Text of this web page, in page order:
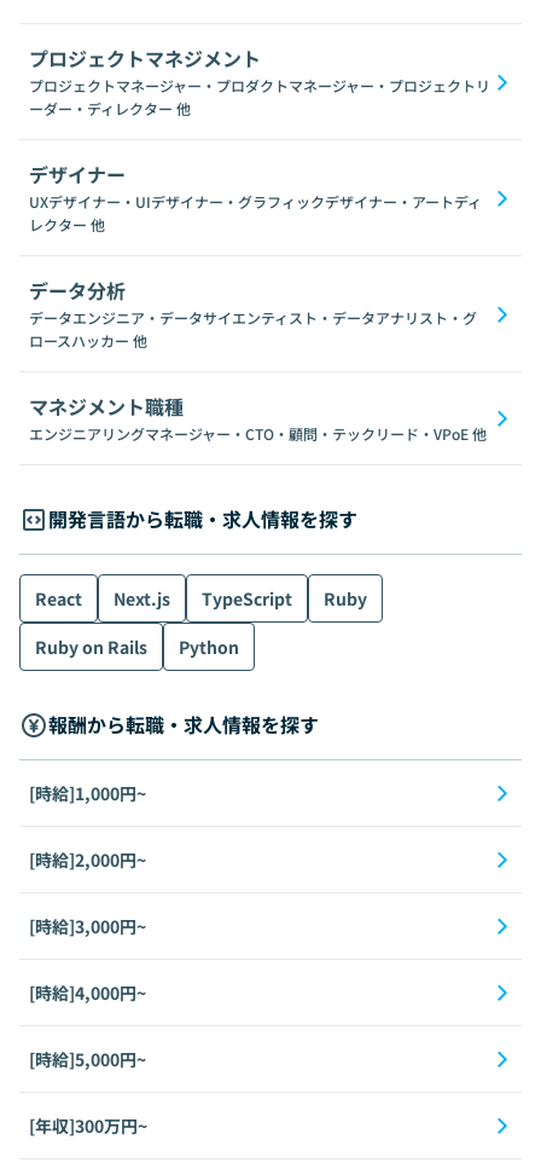
プロジェクトマネジメント
プロジェクトマネージャー・プロダクトマネージャー・プロジェクトリ
ーダー・ディレクター 他
デザイナー
UXデザイナー・UIデザイナー・グラフィックデザイナー・アートディ
レクター 他
データ分析
データエンジニア・データサイエンティスト・データアナリスト・グ
ロースハッカー 他
マネジメント職種
エンジニアリングマネージャー・CTO・顧問・テックリード・VPoE他
開発言語から転職・求人情報を探す
React Next.js TypeScript
Ruby
Ruby on Rails
Python
報酬から転職・求人情報を探す
[時給]1,000円~
[時給]2,000円~
[時給]3,000円~
[時給]4,000円~
[時給]5,000円~
[年収]300万円~